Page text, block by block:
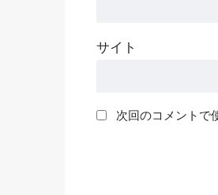
サイト
次回のコメントで